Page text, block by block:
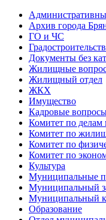
Архив города
ГО и ЧС
Документы без
Жилищные
Жилищный отдел
ЖКХ
Имущество
Кадровые
Комитет по делам
Комитет по
Комитет по
Комитет по
Культура
Муниципальные
Муниципальный
Муниципальный
Образование